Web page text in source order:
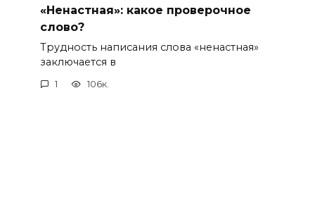
«Ненастная»: какое проверочное
слово?
Трудность написания слова «ненастная»
заключается в
1 106к.